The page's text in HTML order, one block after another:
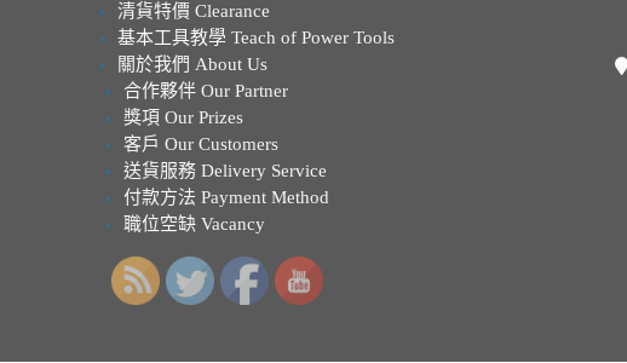
清貨特價 Clearance
基本工具教學 Teach of Power Tools
關於我們 About Us
合作夥伴 Our Partner
獎項 Our Prizes
客戶 Our Customers
送貨服務 Delivery Service
付款方法 Payment Method
職位空缺 Vacancy